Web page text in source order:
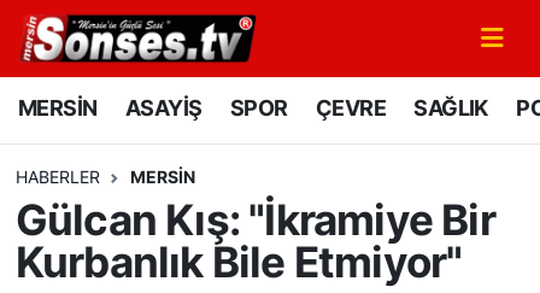
MERSİN ASAYİŞ SPOR ÇEVRE SAĞLIK
HABERLER MERSİN
Gülcan Kış: "İkramiye Bir
Kurbanlık Bile Etmiyor"
MERSİN
SPOR
GÜNÜN MANŞETİ
Mersin Nöbetçi Eczaneler
Mersin Namaz Vakitleri
Mersin Trafik Yoğunluk Haritası